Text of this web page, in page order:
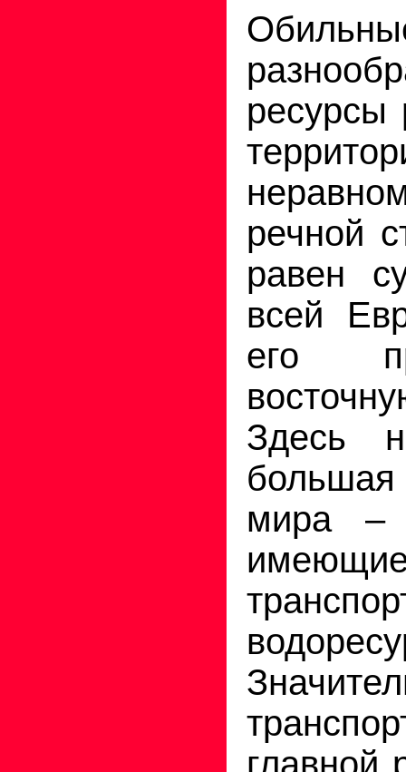
ресурсы
речной
равен
всей
его
Здесь
большая
мира –
главной